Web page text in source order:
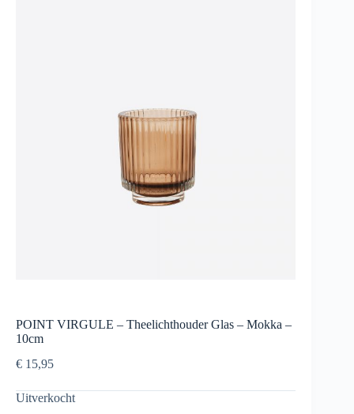
POINT VIRGULE – Theelichthouder Glas – Mokka –
10cm
€ 15,95
Uitverkocht